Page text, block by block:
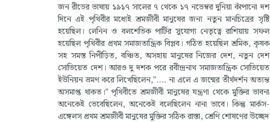
জন রীডের ভাষায় ১৯১৭ সালের ৭ থেকে ১৭ নভেম্বর দুনিয়া কাঁপানো দশ
দিনে এই পৃথিবীর মধ্যেই শ্রমজীবী মানুষের জন্য নতুন মানচিত্রের সৃষ্টি
হয়েছিল। লেনিন ও বলশেভিক পার্টির সুযোগ্য নেতৃত্বে রাশিয়ায় সফল
হয়েছিল পৃথিবীর প্রথম সমাজতান্ত্রিক বিপ্লব। গঠিত হয়েছিল শ্রমিক, কৃষক
সহ সমস্ত নিপীড়িত, বঞ্চিত, অসহায় মানুষের নিজের দেশ, নতুন দেশ
সোভিয়েত দেশ। আরও দু দশক পরে রবীন্দ্রনাথ সমাজতান্ত্রিক সোভিয়েত
ইউনিয়ন ভ্রমণ করে লিখেছিলেন,".... না এলে এ জন্মের তীর্থদর্শন অত্যন্ত
অসমাপ্ত থাকত।" পৃথিবীতে শ্রমজীবী মানুষের যন্ত্রণা থেকে মুক্তির ভাবনা
অনেকেই ভেবেছিলেন, অনেকেই বলেছিলেন নানা ভাবে। কিন্তু মার্কস-
এঙ্গেলস প্রথম শ্রমজীবী মানুষের মুক্তির সঠিক রাস্তা, শ্রেণি শোষণের উচ্ছেদ